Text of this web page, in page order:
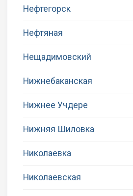
Нефтегорск
Нефтяная
Нещадимовский
Нижнебаканская
Нижнее Учдере
Нижняя Шиловка
Николаевка
Николаевская